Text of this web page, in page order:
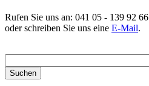
Rufen Sie uns an: 041 05 - 139 92 66
oder schreiben Sie uns eine E-Mail.